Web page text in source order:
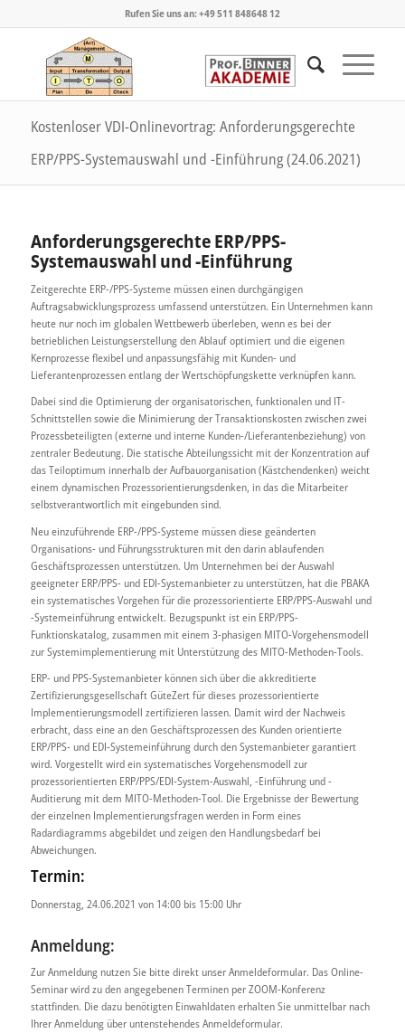
Rufen Sie uns an: +49 511 848648 12
Kostenloser VDI-Onlinevortrag: Anforderungsgerechte
ERP/PPS-Systemauswahl und -Einführung (24.06.2021)
Anforderungsgerechte ERP/PPS-
Systemauswahl und -Einführung
Zeitgerechte ERP-/PPS-Systeme müssen einen durchgängigen
Auftragsabwicklungsprozess umfassend unterstützen. Ein Unternehmen kann
heute nur noch im globalen Wettbewerb überleben, wenn es bei der
betrieblichen Leistungserstellung den Ablauf optimiert und die eigenen
Kernprozesse flexibel und anpassungsfähig mit Kunden- und
Lieferantenprozessen entlang der Wertschöpfungskette verknüpfen kann.
Dabei sind die Optimierung der organisatorischen, funktionalen und IT-
Schnittstellen sowie die Minimierung der Transaktionskosten zwischen zwei
Prozessbeteiligten (externe und interne Kunden-/Lieferantenbeziehung) von
zentraler Bedeutung. Die statische Abteilungssicht mit der Konzentration auf
das Teiloptimum innerhalb der Aufbauorganisation (Kästchendenken) weicht
einem dynamischen Prozessorientierungsdenken, in das die Mitarbeiter
selbstverantwortlich mit eingebunden sind.
Neu einzuführende ERP-/PPS-Systeme müssen diese geänderten
Organisations- und Führungsstrukturen mit den darin ablaufenden
Geschäftsprozessen unterstützen. Um Unternehmen bei der Auswahl
geeigneter ERP/PPS- und EDI-Systemanbieter zu unterstützen, hat die PBAKA
ein systematisches Vorgehen für die prozessorientierte ERP/PPS-Auswahl und
-Systemeinführung entwickelt. Bezugspunkt ist ein ERP/PPS-
Funktionskatalog, zusammen mit einem 3-phasigen MITO-Vorgehensmodell
zur Systemimplementierung mit Unterstützung des MITO-Methoden-Tools.
ERP- und PPS-Systemanbieter können sich über die akkreditierte
Zertifizierungsgesellschaft GüteZert für dieses prozessorientierte
Implementierungsmodell zertifizieren lassen. Damit wird der Nachweis
erbracht, dass eine an den Geschäftsprozessen des Kunden orientierte
ERP/PPS- und EDI-Systemeinführung durch den Systemanbieter garantiert
wird. Vorgestellt wird ein systematisches Vorgehensmodell zur
prozessorientierten ERP/PPS/EDI-System-Auswahl, -Einführung und -
Auditierung mit dem MITO-Methoden-Tool. Die Ergebnisse der Bewertung
der einzelnen Implementierungsfragen werden in Form eines
Radardiagramms abgebildet und zeigen den Handlungsbedarf bei
Abweichungen.
Termin:
Donnerstag, 24.06.2021 von 14:00 bis 15:00 Uhr
Anmeldung:
Zur Anmeldung nutzen Sie bitte direkt unser Anmeldeformular. Das Online-
Seminar wird zu den angegebenen Terminen per ZOOM-Konferenz
stattfinden. Die dazu benötigten Einwahldaten erhalten Sie unmittelbar nach
Ihrer Anmeldung über untenstehendes Anmeldeformular.